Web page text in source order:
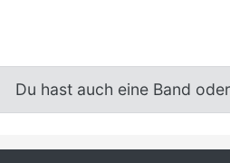
Du hast auch eine Band